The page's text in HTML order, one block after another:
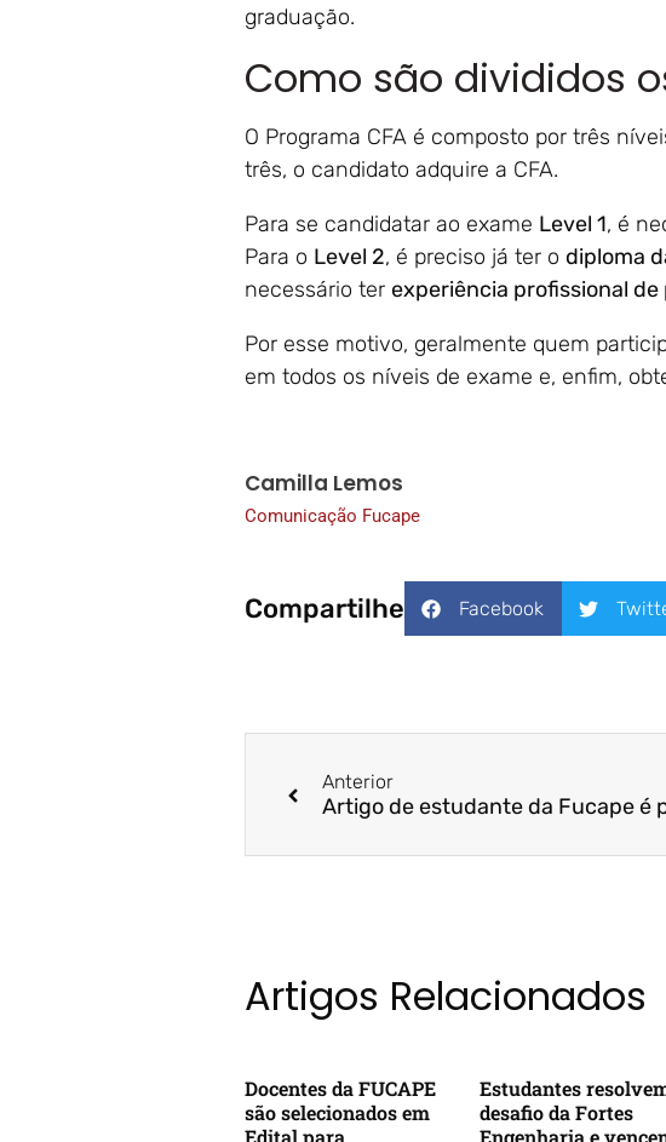
graduação.
Como são divididos
O Programa CFA é composto por três
três, o candidato adquire a CFA.
Para se candidatar ao exame Level 1, é
Para o Level 2, é preciso já ter o diploma
necessário ter experiência profissional de
Por esse motivo, geralmente quem
em todos os níveis de exame e, enfim,
Camilla Lemos
Comunicação Fucape
Compartilhe Facebook
Anterior
Artigos Relacionados
Docentes da FUCAPE
são selecionados em
Edital para
Estudantes
desafio da Fortes
Engenharia e